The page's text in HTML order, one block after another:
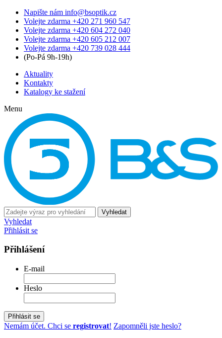
Napište nám info@bsoptik.cz
Volejte zdarma +420 271 960 547
Volejte zdarma +420 604 272 040
Volejte zdarma +420 605 212 007
Volejte zdarma +420 739 028 444
(Po-Pá 9h-19h)
Aktuality
Kontakty
Katalogy ke stažení
Menu
Vyhledat
Vyhledat
Přihlásit se
Přihlášení
E-mail
Heslo
Přihlásit se
Nemám účet. Chci se registrovat! Zapomněli jste heslo?